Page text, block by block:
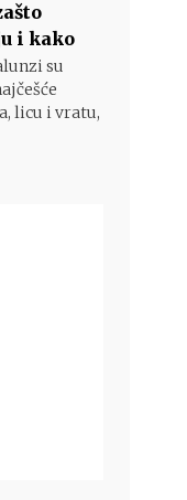
i kako
su
licu i vratu,